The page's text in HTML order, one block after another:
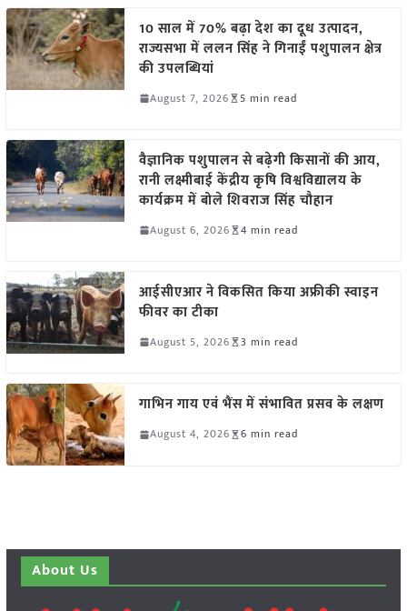
10 साल में 70% बढ़ा देश का दूध उत्पादन,
राज्यसभा में ललन सिंह ने गिनाईं पशुपालन क्षेत्र
की उपलब्धियां
August 7, 2026 5 min read
वैज्ञानिक पशुपालन से बढ़ेगी किसानों की आय,
रानी लक्ष्मीबाई केंद्रीय कृषि विश्वविद्यालय के
कार्यक्रम में बोले शिवराज सिंह चौहान
August 6, 2026 4 min read
आईसीएआर ने विकसित किया अफ्रीकी स्वाइन
फीवर का टीका
August 5, 2026 3 min read
गाभिन गाय एवं भैंस में संभावित प्रसव के लक्षण
August 4, 2026 6 min read
About Us